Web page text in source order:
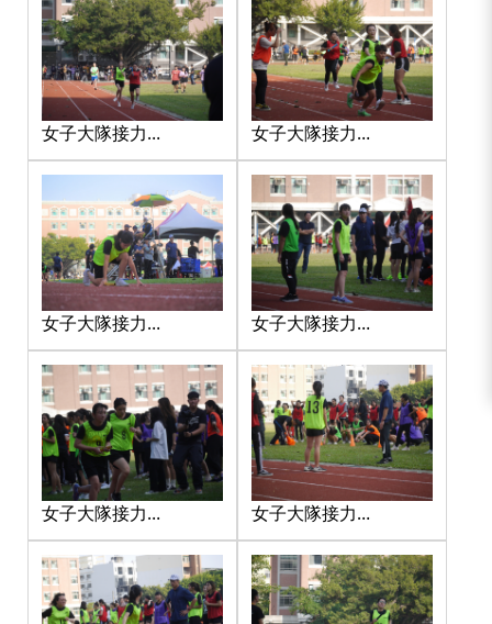
女子大隊接力
_201217_12
女子大隊接力
_201217_2
女子大隊接力
_201217_5
女子大隊接力
_201217_6
女子大隊接力
_201217_7
女子大隊接力
_201217_8